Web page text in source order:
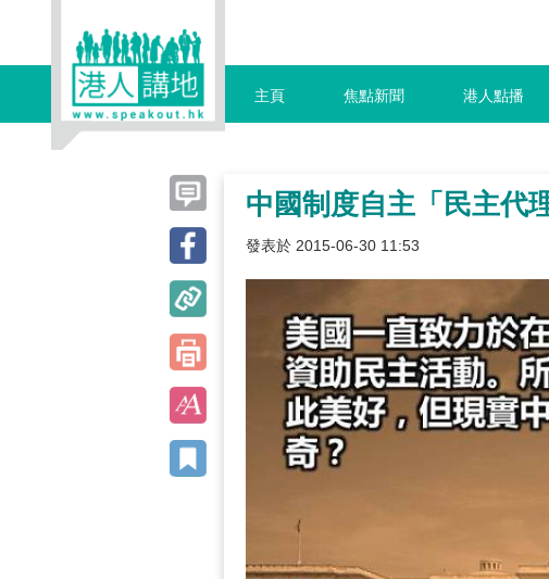
主頁 焦點新聞 港人點播
中國制度自主「民主代
發表於 2015-06-30 11:53